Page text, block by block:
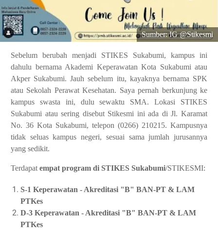
Sumber: IG @Stikesmi
Sebelum berubah menjadi STIKES Sukabumi, kampus ini
dahulu bernama Akademi Keperawatan Kota Sukabumi atau
Akper Sukabumi. Jauh sebelum itu, kayaknya bernama SPK
atau Sekolah Perawat Kesehatan. Saya pernah berkunjung ke
kampus swasta ini, dulu sewaktu SMA. Lokasi STIKES
Sukabumi atau sering disebut Stikesmi ini ada di Jl. Karamat
No. 36 Kota Sukabumi, telepon (0266) 210215. Kampusnya
tidak seluas kampus negeri, sesuai sama jumlah jurusannya
yang sedikit.
Terdapat empat program di STIKES Sukabumi/STIKESMI:
S-1 Keperawatan - Akreditasi "B" BAN-PT & LAM
PTKes
D-3 Keperawatan - Akreditasi "B" BAN-PT & LAM
PTKes